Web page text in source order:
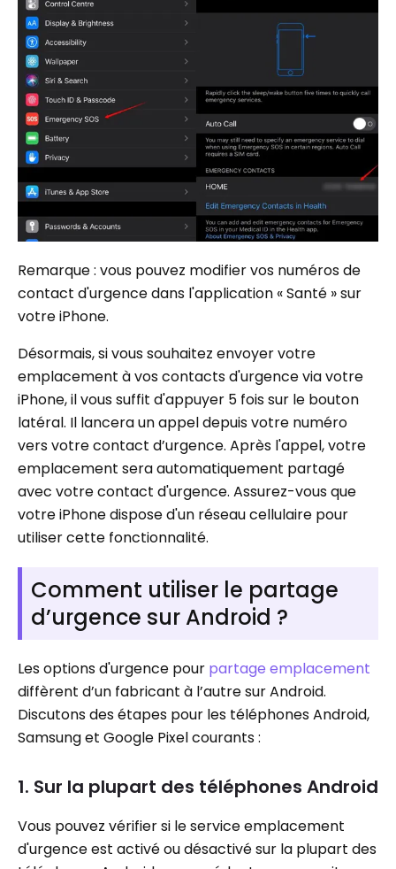
Remarque : vous pouvez modifier vos numéros de
contact d'urgence dans l'application « Santé » sur
votre iPhone.
Désormais, si vous souhaitez envoyer votre
emplacement à vos contacts d'urgence via votre
iPhone, il vous suffit d'appuyer 5 fois sur le bouton
latéral. Il lancera un appel depuis votre numéro
vers votre contact d’urgence. Après l'appel, votre
emplacement sera automatiquement partagé
avec votre contact d'urgence. Assurez-vous que
votre iPhone dispose d'un réseau cellulaire pour
utiliser cette fonctionnalité.
Comment utiliser le partage
d’urgence sur Android ?
Les options d'urgence pour partage emplacement
diffèrent d’un fabricant à l’autre sur Android.
Discutons des étapes pour les téléphones Android,
Samsung et Google Pixel courants :
1. Sur la plupart des téléphones Android
Vous pouvez vérifier si le service emplacement
d'urgence est activé ou désactivé sur la plupart des